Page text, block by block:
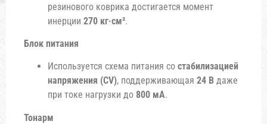
резинового коврика достигается момент
инерции 270 кг·см².
Блок питания
Используется схема питания со стабилизацией
напряжения (CV), поддерживающая 24 В даже
при токе нагрузки до 800 мА.
Тонарм